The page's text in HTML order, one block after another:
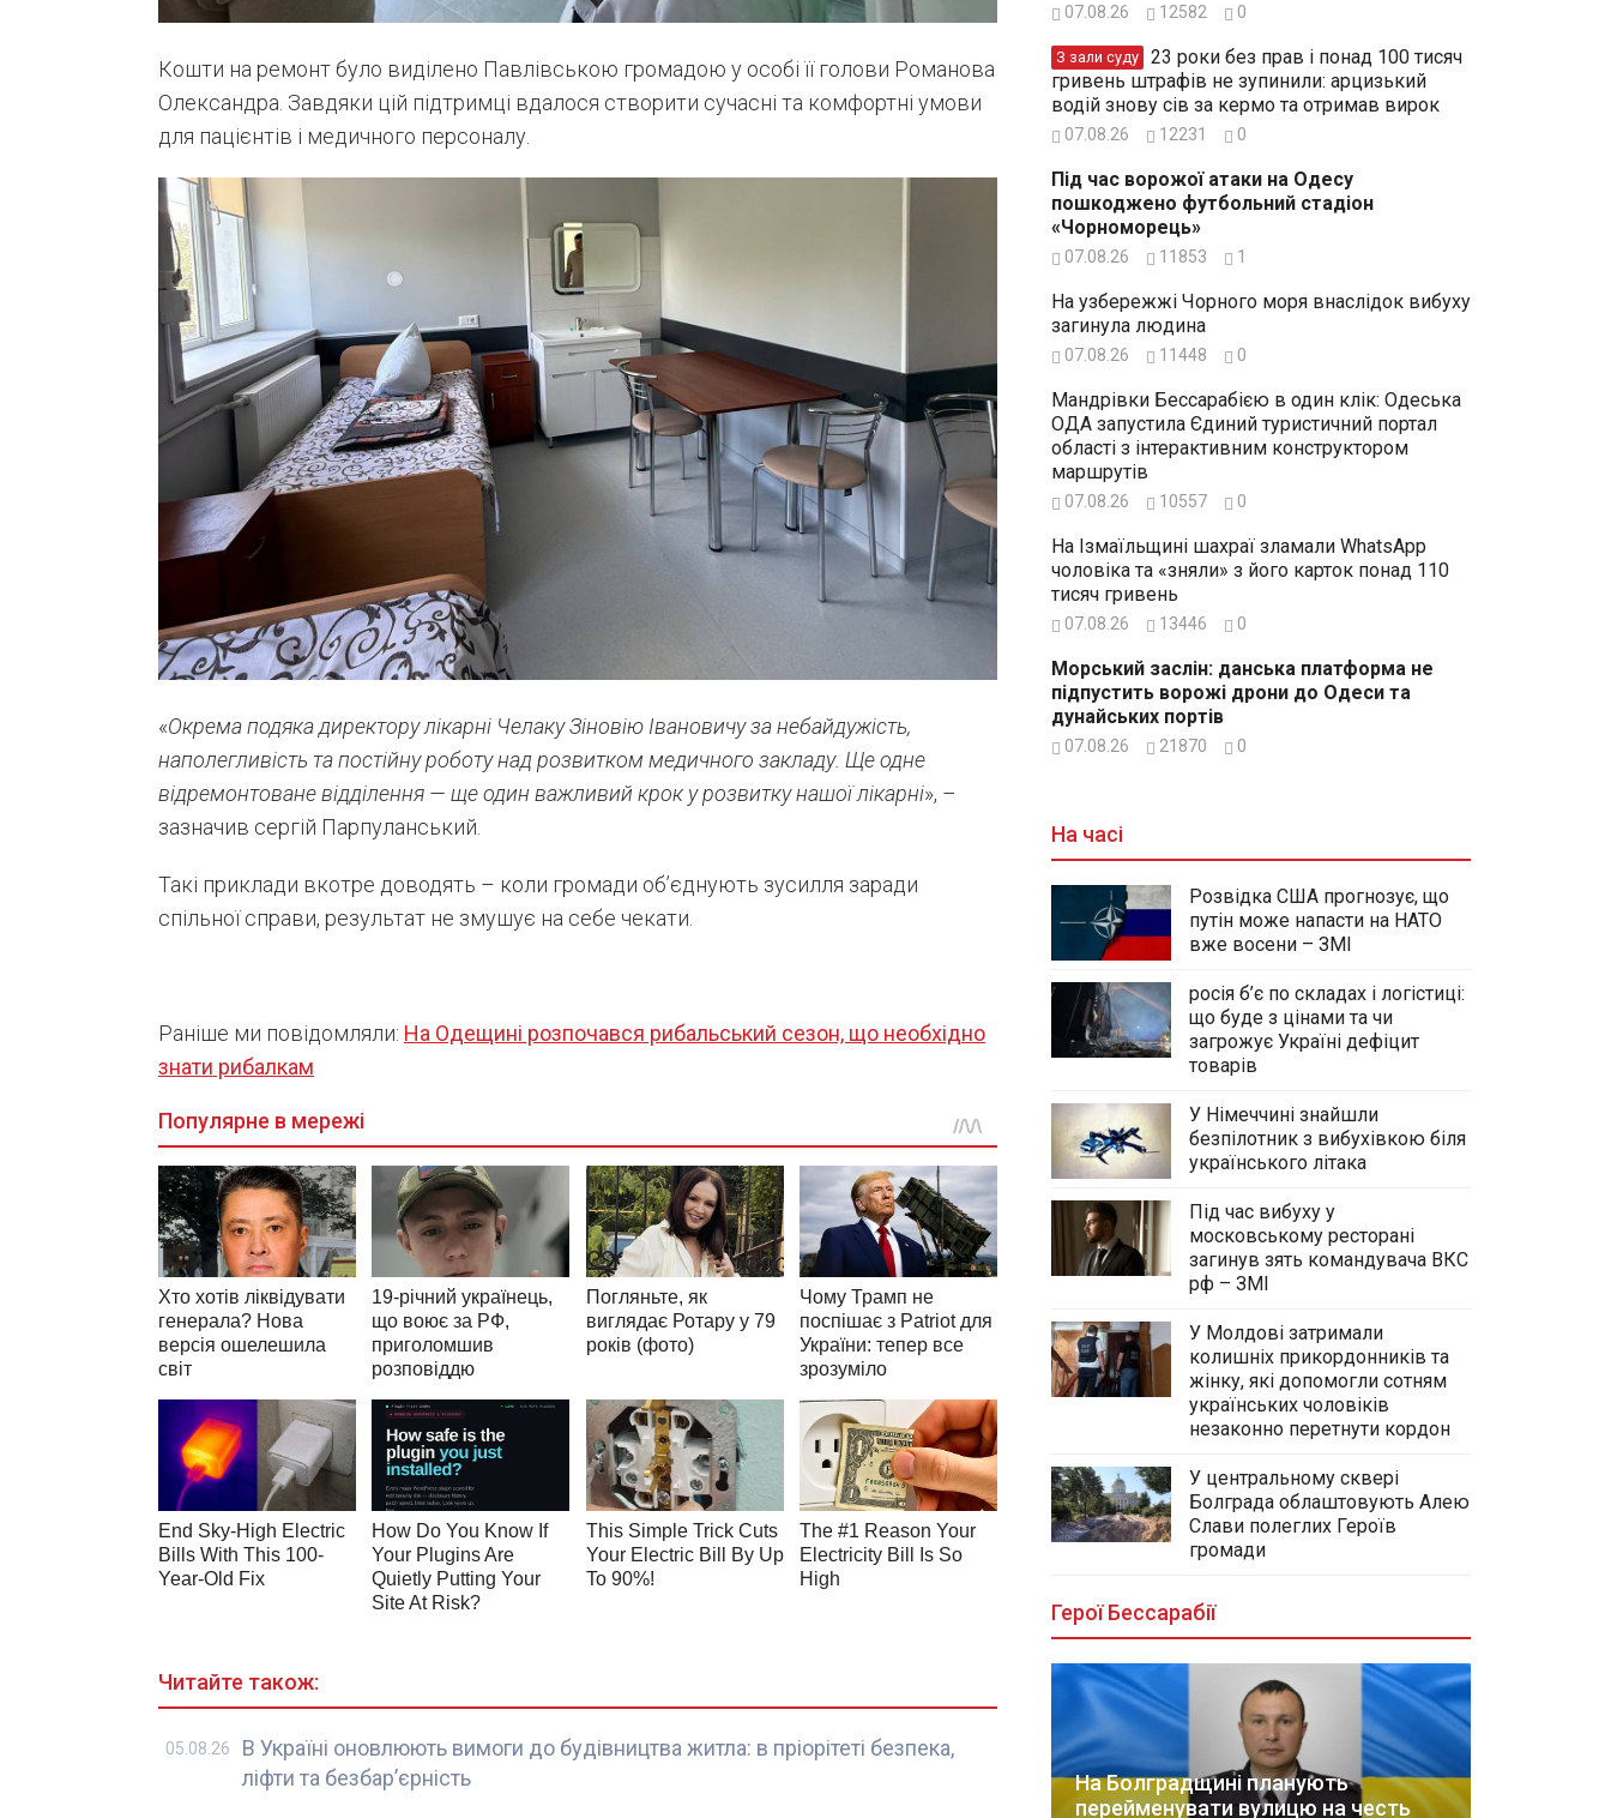
Кошти на ремонт було виділено Павлівською громадою у особі її голови Романова
Олександра. Завдяки цій підтримці вдалося створити сучасні та комфортні умови
для пацієнтів і медичного персоналу.
«Окрема подяка директору лікарні Челаку Зіновію Івановичу за небайдужість,
наполегливість та постійну роботу над розвитком медичного закладу. Ще одне
відремонтоване відділення — ще один важливий крок у розвитку нашої лікарні», –
зазначив сергій Парпуланський.
Такі приклади вкотре доводять – коли громади об’єднують зусилля заради
спільної справи, результат не змушує на себе чекати.
Раніше ми повідомляли: На Одещині розпочався рибальський сезон, що необхідно
знати рибалкам
Читайте також:
В Україні оновлюють вимоги до будівництва житла: в пріорітеті безпека,
ліфти та безбар’єрність
05.08.26
07.08.26 12582 0
З зали суду
гривень штрафів не зупинили: арцизький
водій знову сів за кермо та отримав вирок
07.08.26 12231 0
Під час ворожої атаки на Одесу
пошкоджено футбольний стадіон
«Чорноморець»
07.08.26 11853 1
На узбережжі Чорного моря внаслідок вибуху
загинула людина
07.08.26 11448 0
Мандрівки Бессарабією в один клік: Одеська
ОДА запустила Єдиний туристичний портал
області з інтерактивним конструктором
маршрутів
07.08.26 10557 0
На Ізмаїльщині шахраї зламали WhatsApp
чоловіка та «зняли» з його карток понад 110
тисяч гривень
07.08.26 13446 0
Морський заслін: данська платформа не
підпустить ворожі дрони до Одеси та
дунайських портів
07.08.26 21870 0
На часі
Розвідка США прогнозує, що
путін може напасти на НАТО
вже восени – ЗМІ
росія б’є по складах і логістиці:
що буде з цінами та чи
загрожує Україні дефіцит
товарів
У Німеччині знайшли
безпілотник з вибухівкою біля
українського літака
Під час вибуху у
московському ресторані
загинув зять командувача ВКС
рф – ЗМІ
У Молдові затримали
колишніх прикордонників та
жінку, які допомогли сотням
українських чоловіків
незаконно перетнути кордон
У центральному сквері
Болграда облаштовують Алею
Слави полеглих Героїв
громади
Герої Бессарабії
На Болградщині планують
перейменувати вулицю на честь